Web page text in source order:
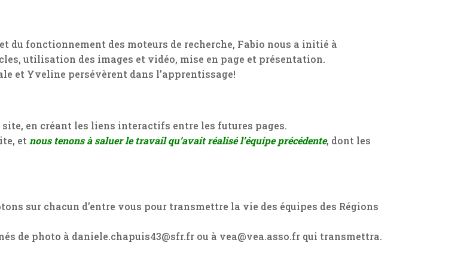
du fonctionnement des moteurs de recherche, Fabio nous a initié à
utilisation des images et vidéo, mise en page et présentation.
et Yveline persévèrent dans l’apprentissage!
en créant les liens interactifs entre les futures pages.
etnous tenons à saluer le travail qu’avait réalisé l’équipe précédente, dont les
sur chacun d’entre vous pour transmettre la vie des équipes des Régions
de photo à daniele.chapuis43@sfr.fr ou à vea@vea.asso.fr qui transmettra.